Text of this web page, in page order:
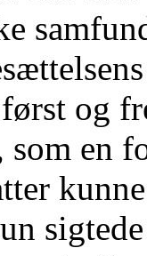
og
som en